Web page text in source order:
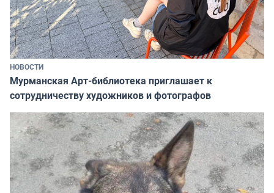
НОВОСТИ
Мурманская Арт-библиотека приглашает к
сотрудничеству художников и фотографов